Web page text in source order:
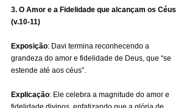
3. O Amor e a Fidelidade que alcançam os Céus
(v.10-11)
Exposição: Davi termina reconhecendo a
grandeza do amor e fidelidade de Deus, que “se
estende até aos céus”.
Explicação: Ele celebra a magnitude do amor e